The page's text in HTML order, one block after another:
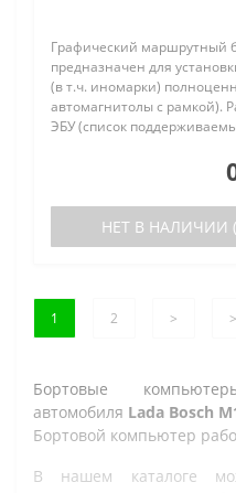
Графический маршрутный
предназначен для
(в т.ч. иномарки)
автомагнитолы с рамкой).
ЭБУ (список
НЕТ В НАЛИЧИИ
1 2 >
Бортовые
автомобиля Lada Bosch
Бортовой компьютер
В нашем каталоге